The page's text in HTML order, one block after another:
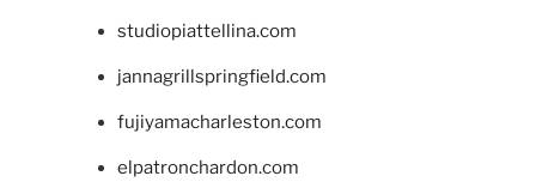
studiopiattellina.com
jannagrillspringfield.com
fujiyamacharleston.com
elpatronchardon.com